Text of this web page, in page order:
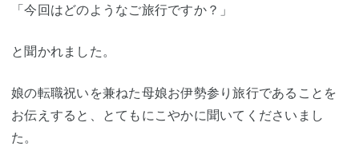
「今回はどのようなご旅行ですか？」
と聞かれました。
娘の転職祝いを兼ねた母娘お伊勢参り旅行であることを
お伝えすると、とてもにこやかに聞いてくださいまし
た。